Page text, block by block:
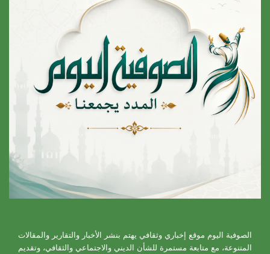
الصوفية اليوم موقع إخباري وثقافي يهتم بنشر الأخبار والتقارير والمقالات
المتنوعة، مع متابعة مستمرة للشأن الديني والاجتماعي والثقافي، وتقديم